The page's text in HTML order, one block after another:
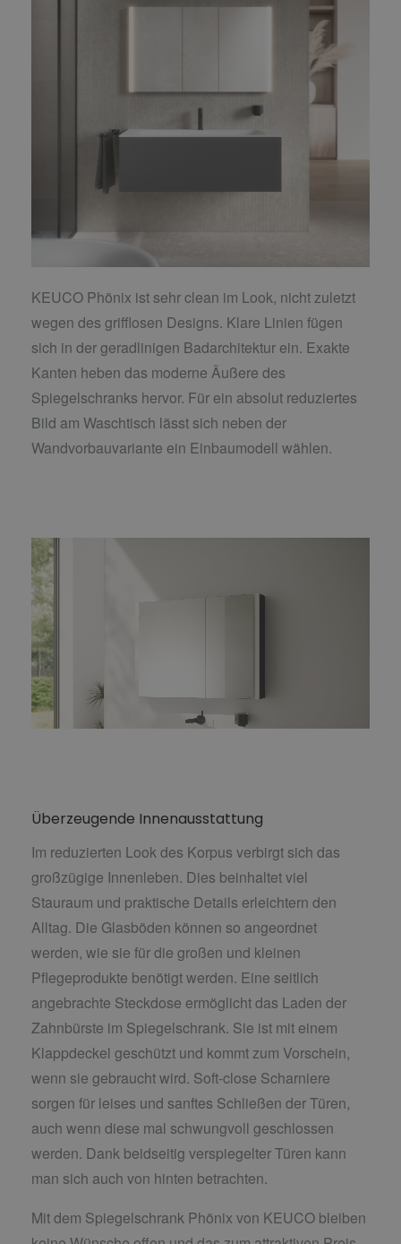
KEUCO Phönix ist sehr clean im Look, nicht zuletzt
wegen des grifflosen Designs. Klare Linien fügen
sich in der geradlinigen Badarchitektur ein. Exakte
Kanten heben das moderne Äußere des
Spiegelschranks hervor. Für ein absolut reduziertes
Bild am Waschtisch lässt sich neben der
Wandvorbauvariante ein Einbaumodell wählen.
Überzeugende Innenausstattung
Im reduzierten Look des Korpus verbirgt sich das
großzügige Innenleben. Dies beinhaltet viel
Stauraum und praktische Details erleichtern den
Alltag. Die Glasböden können so angeordnet
werden, wie sie für die großen und kleinen
Pflegeprodukte benötigt werden. Eine seitlich
angebrachte Steckdose ermöglicht das Laden der
Zahnbürste im Spiegelschrank. Sie ist mit einem
Klappdeckel geschützt und kommt zum Vorschein,
wenn sie gebraucht wird. Soft-close Scharniere
sorgen für leises und sanftes Schließen der Türen,
auch wenn diese mal schwungvoll geschlossen
werden. Dank beidseitig verspiegelter Türen kann
man sich auch von hinten betrachten.
Mit dem Spiegelschrank Phönix von KEUCO bleiben